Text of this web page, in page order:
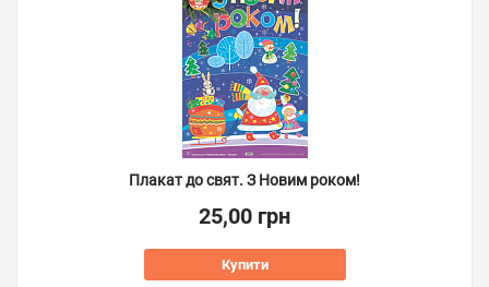
Плакат до свят. З Новим роком!
25,00 грн
Купити